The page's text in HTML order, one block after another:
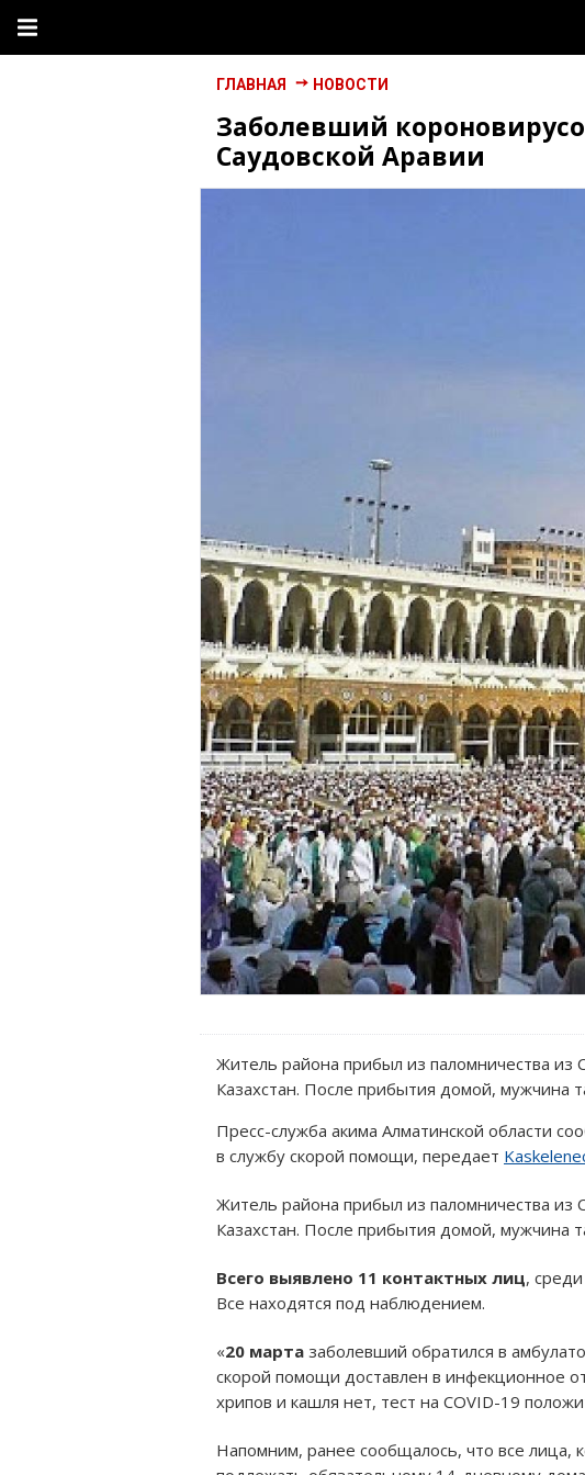
ГЛАВНАЯ НОВОСТИ
Заболевший
Саудовской Аравии
Житель района прибыл из паломничества из
Казахстан. После прибытия домой, мужчина
Пресс-служба акима Алматинской области
в службу скорой помощи, передает
Житель района прибыл из паломничества из
Казахстан. После прибытия домой, мужчина
Всего выявлено 11 контактных лиц,
Все находятся под наблюдением.
«20 марта заболевший обратился в
скорой помощи доставлен в инфекционное
хрипов и кашля нет, тест на COVID-19
Напомним, ранее сообщалось, что все лица,